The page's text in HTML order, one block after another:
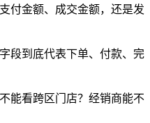
付金额、成交金额，还是发
段到底代表下单、付款、完
能看跨区门店？经销商能不